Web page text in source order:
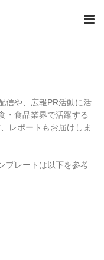
信や、広報PR活動に活
・食品業界で活躍する
レポートもお届けしま
プレートは以下を参考